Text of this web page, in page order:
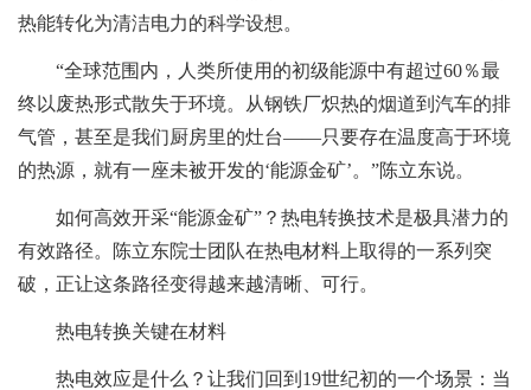
热能转化为清洁电力的科学设想。
“全球范围内，人类所使用的初级能源中有超过60％最
终以废热形式散失于环境。从钢铁厂炽热的烟道到汽车的排
气管，甚至是我们厨房里的灶台——只要存在温度高于环境
的热源，就有一座未被开发的‘能源金矿’。”陈立东说。
如何高效开采“能源金矿”？热电转换技术是极具潜力的
有效路径。陈立东院士团队在热电材料上取得的一系列突
破，正让这条路径变得越来越清晰、可行。
热电转换关键在材料
热电效应是什么？让我们回到19世纪初的一个场景：当